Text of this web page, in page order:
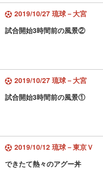
2019/10/27 琉球－大宮
試合開始3時間前の風景②
2019/10/27 琉球－大宮
試合開始3時間前の風景①
2019/10/12 琉球－東京Ｖ
できたて熱々のアグー丼